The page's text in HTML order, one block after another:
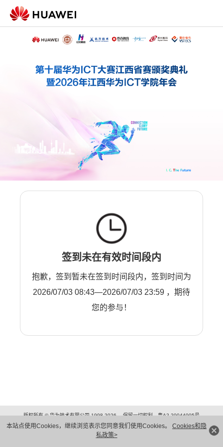
本站点使用Cookies，继续浏览表示您同意我们使用Cookies。 Cookies和隐
私政策>
签到未在有效时间段内
抱歉，签到暂未在签到时间段内，签到时间为
2026/07/03 08:43—2026/07/03 23:59 ，期待
您的参与！
版权所有 © 华为技术有限公司 1998-2026。 保留一切权利。粤A2-20044005号
隐私保护
法律声明